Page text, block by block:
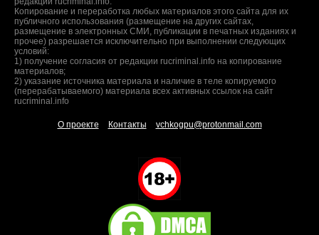
Копирование и переработка любых материалов этого сайта для их
публичного использования (размещение на других сайтах,
размещение в электронных СМИ, публикации в печатных изданиях и
прочее) разрешается исключительно при выполнении следующих
условий:
1) получение согласия от редакции rucriminal.info на копирование
материалов;
2) указание источника материала и наличие в теле копируемого
(перерабатываемого) материала всех активных ссылок на сайт
rucriminal.info
О проекте Контакты vchkogpu@protonmail.com